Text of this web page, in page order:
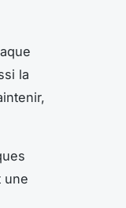
la
une